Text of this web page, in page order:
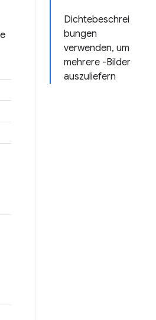
Dichtebeschrei
bungen
verwenden, um
mehrere -Bilder
auszuliefern